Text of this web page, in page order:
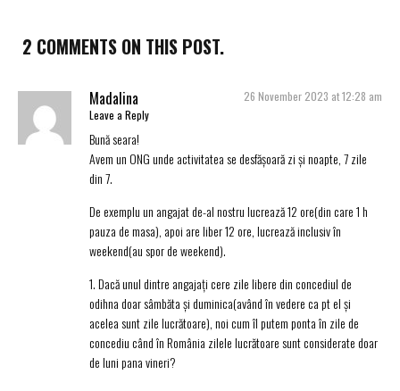
2 COMMENTS ON THIS POST.
Madalina
26 November 2023 at 12:28 am
Leave a Reply
Bună seara!
Avem un ONG unde activitatea se desfășoară zi și noapte, 7 zile
din 7.
De exemplu un angajat de-al nostru lucrează 12 ore(din care 1 h
pauza de masa), apoi are liber 12 ore, lucrează inclusiv în
weekend(au spor de weekend).
1. Dacă unul dintre angajați cere zile libere din concediul de
odihna doar sâmbăta și duminica(având în vedere ca pt el și
acelea sunt zile lucrătoare), noi cum îl putem ponta în zile de
concediu când în România zilele lucrătoare sunt considerate doar
de luni pana vineri?